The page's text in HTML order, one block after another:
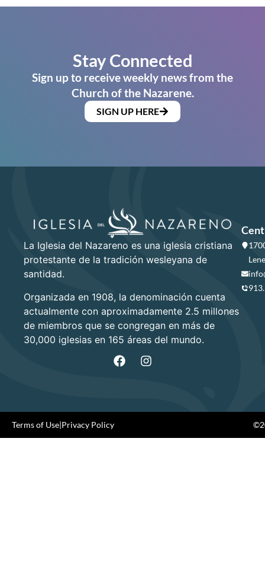
Stay Connected
Sign up to receive weekly news from the
Church of the Nazarene.
SIGN UP HERE
La Iglesia del Nazareno es una iglesia cristiana
protestante de la tradición wesleyana de
santidad.
Organizada en 1908, la denominación cuenta
actualmente con aproximadamente 2.5 millones
de miembros que se congregan en más de
30,000 iglesias en 165 áreas del mundo.
Terms of Use|Privacy Policy